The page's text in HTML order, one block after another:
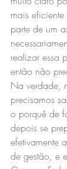
mais
parte de um
realizar essa
então não
Na verdade,
precisamos
o porquê de
depois se
efetivamente
de gestão, e